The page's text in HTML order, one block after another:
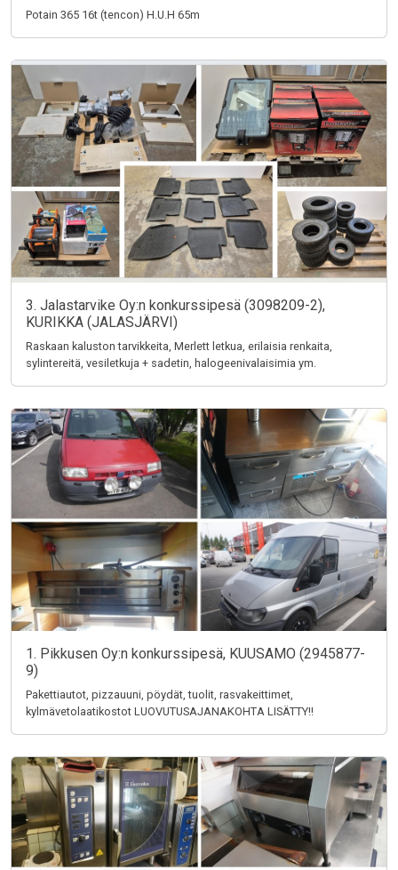
Potain 365 16t (tencon) H.U.H 65m
3. Jalastarvike Oy:n konkurssipesä (3098209-2),
KURIKKA (JALASJÄRVI)
Raskaan kaluston tarvikkeita, Merlett letkua, erilaisia renkaita,
sylintereitä, vesiletkuja + sadetin, halogeenivalaisimia ym.
1. Pikkusen Oy:n konkurssipesä, KUUSAMO (2945877-
9)
Pakettiautot, pizzauuni, pöydät, tuolit, rasvakeittimet,
kylmävetolaatikostot LUOVUTUSAJANAKOHTA LISÄTTY!!